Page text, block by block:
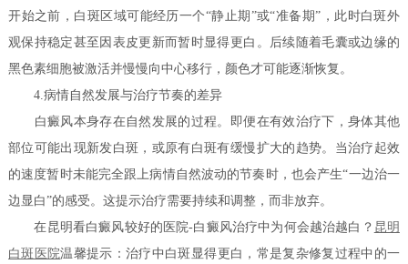
开始之前，白斑区域可能经历一个“静止期”或“准备期”，此时白斑外
观保持稳定甚至因表皮更新而暂时显得更白。后续随着毛囊或边缘的
黑色素细胞被激活并慢慢向中心移行，颜色才可能逐渐恢复。
4.病情自然发展与治疗节奏的差异
白癜风本身存在自然发展的过程。即便在有效治疗下，身体其他
部位可能出现新发白斑，或原有白斑有缓慢扩大的趋势。当治疗起效
的速度暂时未能完全跟上病情自然波动的节奏时，也会产生“一边治一
边显白”的感受。这提示治疗需要持续和调整，而非放弃。
在昆明看白癜风较好的医院-白癜风治疗中为何会越治越白？ 昆明
白斑医院温馨提示：治疗中白斑显得更白，常是复杂修复过程中的一